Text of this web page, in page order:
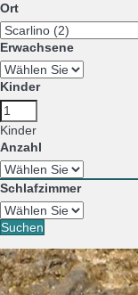
Ort
Erwachsene
Kinder
Kinder
Anzahl
Schlafzimmer
Suchen